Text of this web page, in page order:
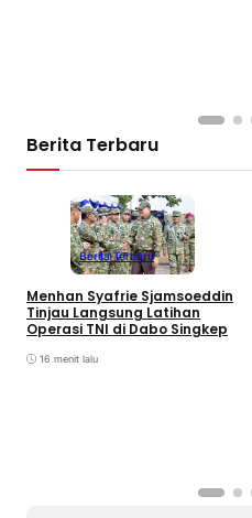
Berita Terbaru
Berita Terbaru
Menhan Syafrie Sjamsoeddin
Tinjau Langsung Latihan
Operasi TNI di Dabo Singkep
16 menit lalu